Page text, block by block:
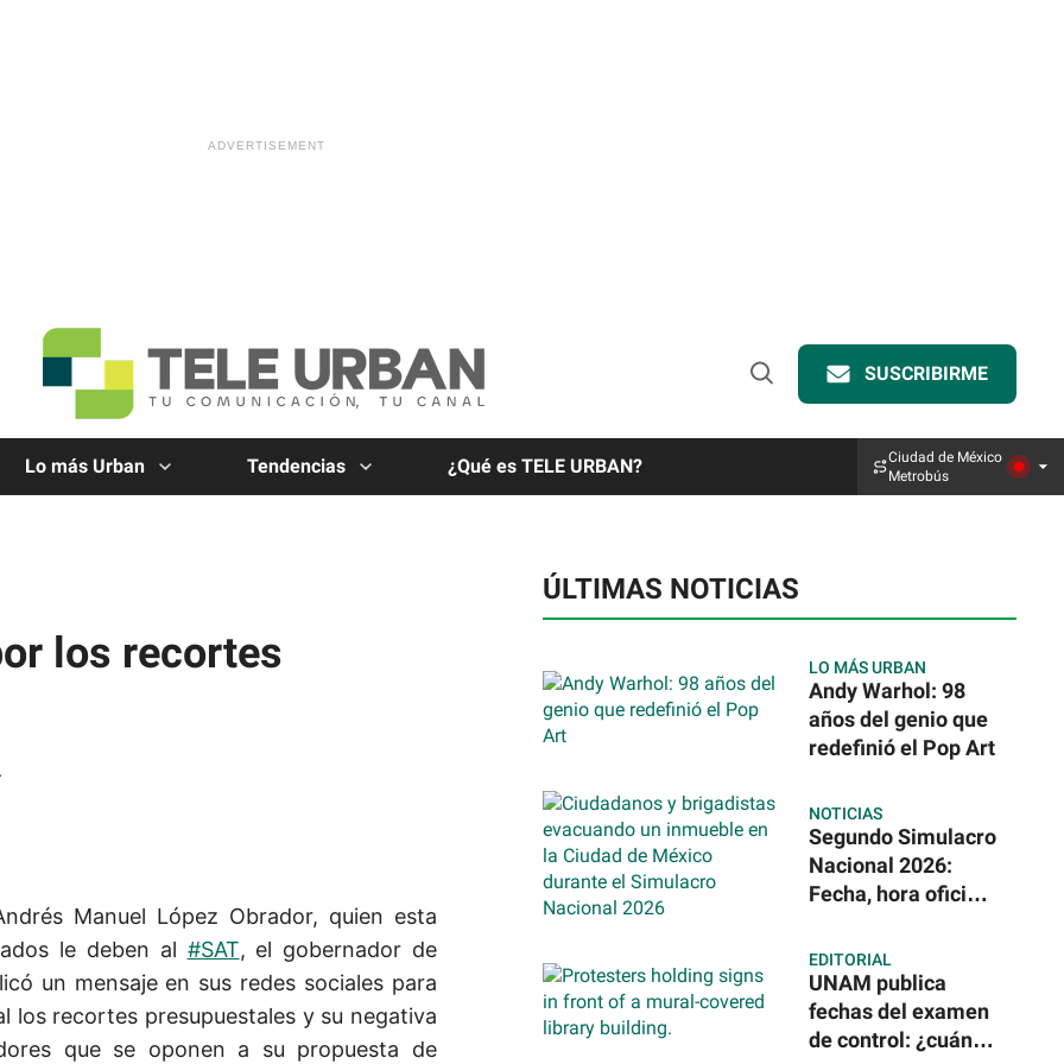
Open
SUSCRIBIRME
Lo más Urban Tendencias ¿Qué es TELE URBAN?
Ciudad de México
Metrobús
los recortes
Manuel López Obrador, quien esta
le deben al #SAT, el gobernador de
un mensaje en sus redes sociales para
los recortes presupuestales y su negativa
que se oponen a su propuesta de
ÚLTIMAS NOTICIAS
LO MÁS URBAN
Andy Warhol: 98
años del genio que
redefinió el Pop Art
NOTICIAS
Segundo Simulacro
Nacional 2026:
Fecha, hora oficial
escenarios
sísmicos en
México
EDITORIAL
UNAM publica
fechas del examen
de control: ¿cuándo